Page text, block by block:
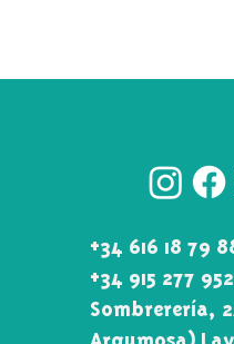
+34 616 18 79
+34 915 277 952
Sombrerería,